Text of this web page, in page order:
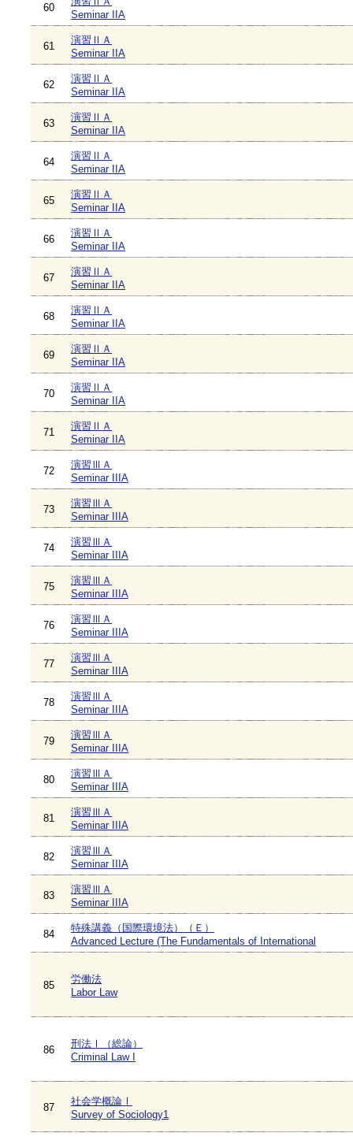
60
Seminar IIA
61
演習ⅡＡ
Seminar IIA
62
演習ⅡＡ
Seminar IIA
63
演習ⅡＡ
Seminar IIA
64
演習ⅡＡ
Seminar IIA
65
演習ⅡＡ
Seminar IIA
66
演習ⅡＡ
Seminar IIA
67
演習ⅡＡ
Seminar IIA
68
演習ⅡＡ
Seminar IIA
69
演習ⅡＡ
Seminar IIA
70
演習ⅡＡ
Seminar IIA
71
演習ⅡＡ
Seminar IIA
72
演習ⅢＡ
Seminar IIIA
73
演習ⅢＡ
Seminar IIIA
74
演習ⅢＡ
Seminar IIIA
75
演習ⅢＡ
Seminar IIIA
76
演習ⅢＡ
Seminar IIIA
77
演習ⅢＡ
Seminar IIIA
78
演習ⅢＡ
Seminar IIIA
79
演習ⅢＡ
Seminar IIIA
80
演習ⅢＡ
Seminar IIIA
81
演習ⅢＡ
Seminar IIIA
82
演習ⅢＡ
Seminar IIIA
83
演習ⅢＡ
Seminar IIIA
84
特殊講義（国際環境法）（Ｅ）
Advanced Lecture (The Fundamentals of International
85
労働法
Labor Law
86
刑法Ⅰ（総論）
Criminal Law I
87
社会学概論Ⅰ
Survey of Sociology1